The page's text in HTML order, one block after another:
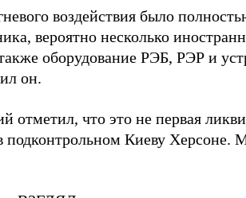
воздействия было
вероятно несколько
оборудование РЭБ, РЭР и
он.
отметил, что это не первая
Киеву Херсоне.